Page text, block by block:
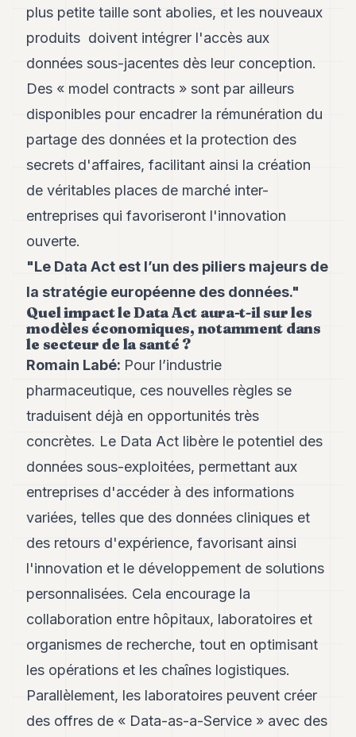
ASSURANCE
POLITIQUE
IMMOBILIER
EQUITY
SPORT
JURIDIQUE
ENTREPRISES
ASSOCIATIONS
S'ABONNER
FR
plus petite taille sont abolies, et les nouveaux
produits doivent intégrer l'accès aux
données sous-jacentes dès leur conception.
Des « model contracts » sont par ailleurs
disponibles pour encadrer la rémunération du
partage des données et la protection des
secrets d'affaires, facilitant ainsi la création
de véritables places de marché inter-
entreprises qui favoriseront l'innovation
ouverte.
"Le Data Act est l’un des piliers majeurs de
la stratégie européenne des données."
Quel impact le Data Act aura-t-il sur les
modèles économiques, notamment dans
le secteur de la santé ?
Romain Labé: Pour l’industrie
pharmaceutique, ces nouvelles règles se
traduisent déjà en opportunités très
concrètes. Le Data Act libère le potentiel des
données sous-exploitées, permettant aux
entreprises d'accéder à des informations
variées, telles que des données cliniques et
des retours d'expérience, favorisant ainsi
l'innovation et le développement de solutions
personnalisées. Cela encourage la
collaboration entre hôpitaux, laboratoires et
organismes de recherche, tout en optimisant
les opérations et les chaînes logistiques.
Parallèlement, les laboratoires peuvent créer
des offres de « Data-as-a-Service » avec des